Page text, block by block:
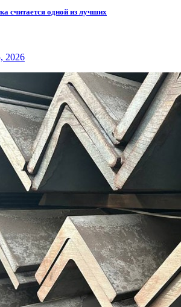
считается одной из лучших
2026